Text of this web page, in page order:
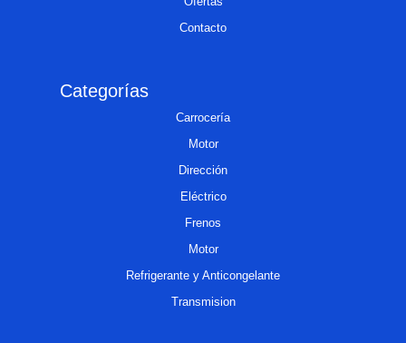
Contacto
Categorías
Carrocería
Motor
Dirección
Eléctrico
Frenos
Motor
Refrigerante y Anticongelante
Transmision